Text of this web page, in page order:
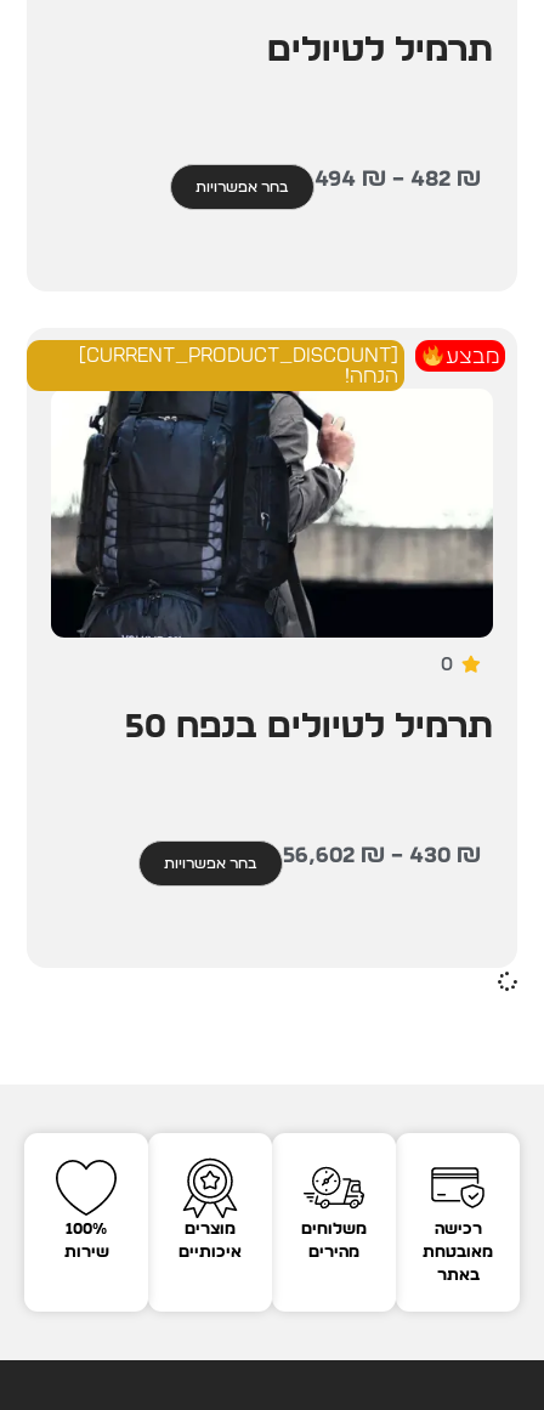
תרמיל לטיולים
482 ₪
–
494 ₪ בחר אפשרויות
מבצע
[current_product_discount]
הנחה!
0
תרמיל לטיולים בנפח 50
430 ₪
–
56,602 ₪ בחר אפשרויות
רכישה
מאובטחת
באתר
משלוחים
מהירים
מוצרים
איכותיים
100%
שירות